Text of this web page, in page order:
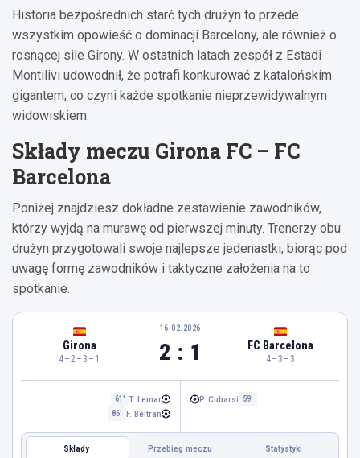
Historia bezpośrednich starć tych drużyn to przede
wszystkim opowieść o dominacji Barcelony, ale również o
rosnącej sile Girony. W ostatnich latach zespół z Estadi
Montilivi udowodnił, że potrafi konkurować z katalońskim
gigantem, co czyni każde spotkanie nieprzewidywalnym
widowiskiem.
Składy meczu Girona FC – FC
Barcelona
Poniżej znajdziesz dokładne zestawienie zawodników,
którzy wyjdą na murawę od pierwszej minuty. Trenerzy obu
drużyn przygotowali swoje najlepsze jedenastki, biorąc pod
uwagę formę zawodników i taktyczne założenia na to
spotkanie.
Girona
4–2–3–1
16.02.2026
2 : 1 FC Barcelona
4–3–3
61' T. Lemar
86' F. Beltran
P. Cubarsi 59'
Składy Przebieg meczu Statystyki